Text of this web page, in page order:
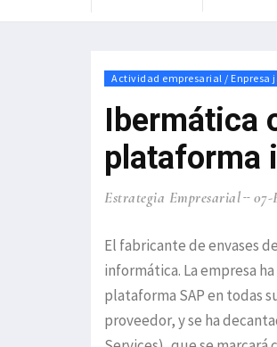
Actividad empresarial / Enpresa
Ibermática
plataforma
Estrategia Empresarial 07-
El fabricante de envases
informática. La empresa
plataforma SAP en todas
proveedor, y se ha